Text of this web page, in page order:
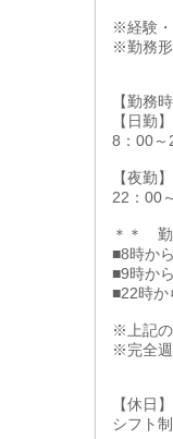
※経験・
※勤務形
【勤務
【日勤】
8：00～
【夜勤】
22：00
＊＊
■8時か
■9時か
■22時
※上記の
※完全週
【休日】
シフト